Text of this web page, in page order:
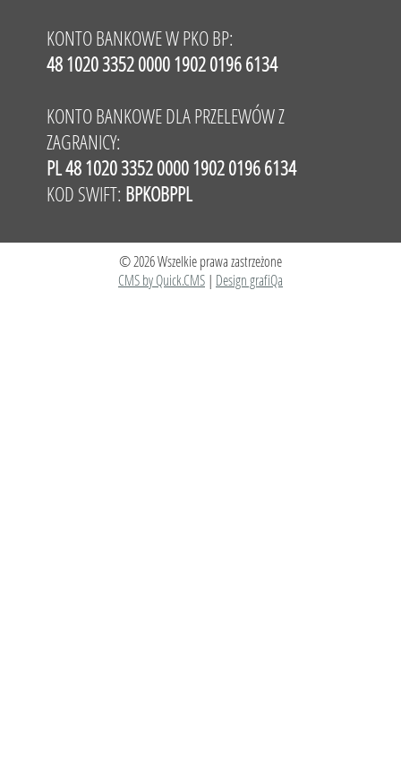
KONTO BANKOWE W PKO BP:
48 1020 3352 0000 1902 0196 6134
KONTO BANKOWE DLA PRZELEWÓW Z
ZAGRANICY:
PL 48 1020 3352 0000 1902 0196 6134
KOD SWIFT: BPKOBPPL
© 2026 Wszelkie prawa zastrzeżone
CMS by Quick.CMS | Design grafiQa